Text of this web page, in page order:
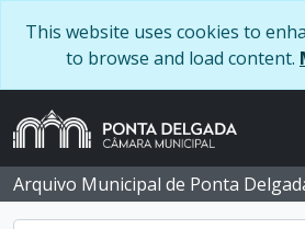
This website uses cookies to
to browse and load content.
Arquivo Municipal de Ponta